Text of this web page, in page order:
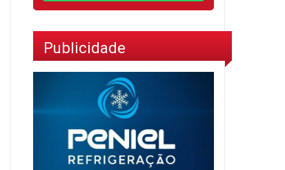
Publicidade